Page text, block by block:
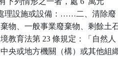
處理設施或設備：……二、清除廢
物、一般事業廢棄物、剩餘土
教育法第 23 條規定：「自然人
央或地方機關（構）或其他組